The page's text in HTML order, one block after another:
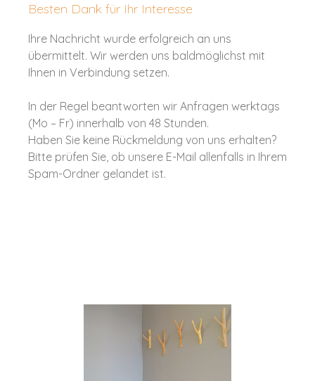
Besten Dank für Ihr Interesse
Ihre Nachricht wurde erfolgreich an uns
übermittelt. Wir werden uns baldmöglichst mit
Ihnen in Verbindung setzen.
In der Regel beantworten wir Anfragen werktags
(Mo – Fr) innerhalb von 48 Stunden.
Haben Sie keine Rückmeldung von uns erhalten?
Bitte prüfen Sie, ob unsere E-Mail allenfalls in Ihrem
Spam-Ordner gelandet ist.